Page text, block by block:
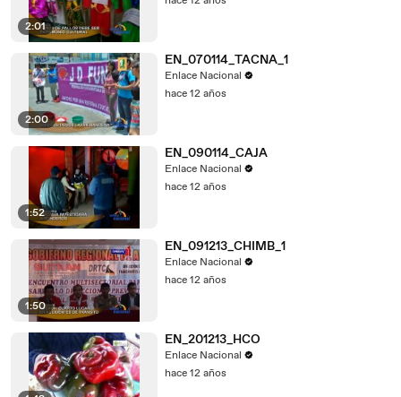
2:01
2:00
EN_070114_TACNA_1
Enlace Nacional
hace 12 años
1:52
EN_090114_CAJA
Enlace Nacional
hace 12 años
1:50
EN_091213_CHIMB_1
Enlace Nacional
hace 12 años
EN_201213_HCO
Enlace Nacional
hace 12 años